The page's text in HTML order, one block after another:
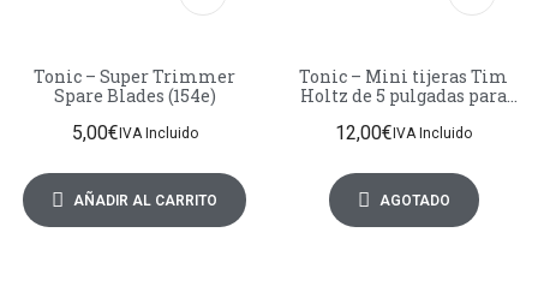
Tonic – Super Trimmer
Spare Blades (154e)
5,00€IVA Incluido
AÑADIR AL CARRITO
Tonic – Mini tijeras Tim
Holtz de 5 pulgadas para
12,00€IVA Incluido
AGOTADO